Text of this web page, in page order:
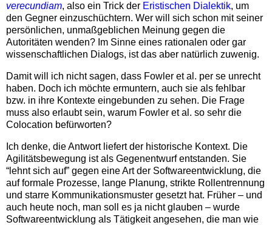
verecundiam, also ein Trick der Eristischen Dialektik, um
den Gegner einzuschüchtern. Wer will sich schon mit seiner
persönlichen, unmaßgeblichen Meinung gegen die
Autoritäten wenden? Im Sinne eines rationalen oder gar
wissenschaftlichen Dialogs, ist das aber natürlich zuwenig.
Damit will ich nicht sagen, dass Fowler et al. per se unrecht
haben. Doch ich möchte ermuntern, auch sie als fehlbar
bzw. in ihre Kontexte eingebunden zu sehen. Die Frage
muss also erlaubt sein, warum Fowler et al. so sehr die
Colocation befürworten?
Ich denke, die Antwort liefert der historische Kontext. Die
Agilitätsbewegung ist als Gegenentwurf entstanden. Sie
“lehnt sich auf” gegen eine Art der Softwareentwicklung, die
auf formale Prozesse, lange Planung, strikte Rollentrennung
und starre Kommunikationsmuster gesetzt hat. Früher – und
auch heute noch, man soll es ja nicht glauben – wurde
Softwareentwicklung als Tätigkeit angesehen, die man wie